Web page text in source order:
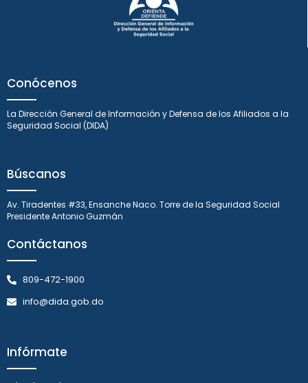
Conócenos
La Dirección General de Información y Defensa de los Afiliados a la
Seguridad Social (DIDA)
Búscanos
Av. Tiradentes #33, Ensanche Naco. Torre de la Seguridad Social
Presidente Antonio Guzmán
Contáctanos
809-472-1900
info@dida.gob.do
Infórmate